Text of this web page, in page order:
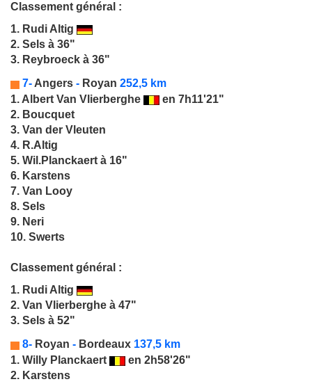
Classement général :
1. Rudi Altig
2. Sels à 36"
3. Reybroeck à 36"
7- Angers - Royan 252,5 km
1. Albert Van Vlierberghe
en 7h11'21"
2. Boucquet
3. Van der Vleuten
4. R.Altig
5. Wil.Planckaert à 16"
6. Karstens
7. Van Looy
8. Sels
9. Neri
10. Swerts
Classement général :
1. Rudi Altig
2. Van Vlierberghe à 47"
3. Sels à 52"
8- Royan - Bordeaux 137,5 km
1. Willy Planckaert
en 2h58'26"
2. Karstens